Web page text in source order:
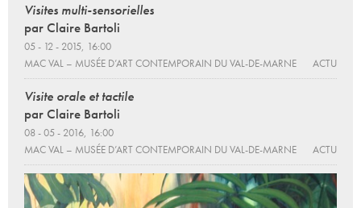
Visites multi-sensorielles
par Claire Bartoli
05 - 12 - 2015, 16:00
MAC VAL – MUSÉE D’ART CONTEMPORAIN DU VAL-DE-MARNE
ACTU
Visite orale et tactile
par Claire Bartoli
08 - 05 - 2016, 16:00
MAC VAL – MUSÉE D’ART CONTEMPORAIN DU VAL-DE-MARNE
ACTU